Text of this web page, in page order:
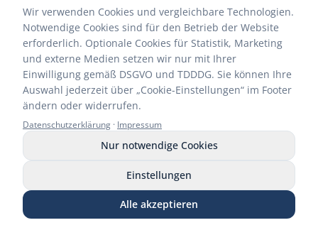
NEU
Muster C-STOP WIPES
Muster CARBOFLOOR Flächenkonzentrat
Anrufen WhatsApp E-Mail Muster anfordern Shop
Wir verwenden Cookies und vergleichbare Technologien.
Notwendige Cookies sind für den Betrieb der Website
erforderlich. Optionale Cookies für Statistik, Marketing
und externe Medien setzen wir nur mit Ihrer
Einwilligung gemäß DSGVO und TDDDG. Sie können Ihre
Auswahl jederzeit über „Cookie-Einstellungen“ im Footer
ändern oder widerrufen.
Datenschutzerklärung · Impressum
Nur notwendige Cookies
Einstellungen
Alle akzeptieren